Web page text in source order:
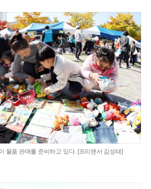
물품 판매를 준비하고 있다. [프리랜서 김성태]